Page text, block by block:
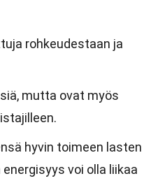
rohkeudestaan ja
mutta ovat myös
hyvin toimeen lasten
voi olla liikaa